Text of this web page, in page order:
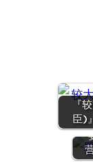
『
臣)
『